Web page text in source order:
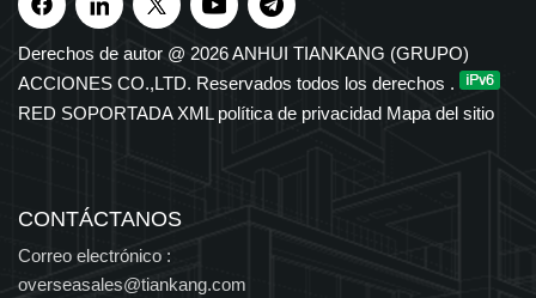
cables de polímero. Nuestros productos se utilizan ampliamente
en los sectores petroquímico, eléctrico, de transporte y de
nuevas energías. El Grupo cuenta con derechos de importación
y exportación independientes y ha sido reconocido durante
múltiples distinciones provinciales y nacionales.
Derechos de autor @ 2026 ANHUI TIANKANG (GRUPO)
ACCIONES CO.,LTD. Reservados todos los derechos .
RED SOPORTADA XML política de privacidad Mapa del sitio
CONTÁCTANOS
Correo electrónico :
overseasales@tiankang.com